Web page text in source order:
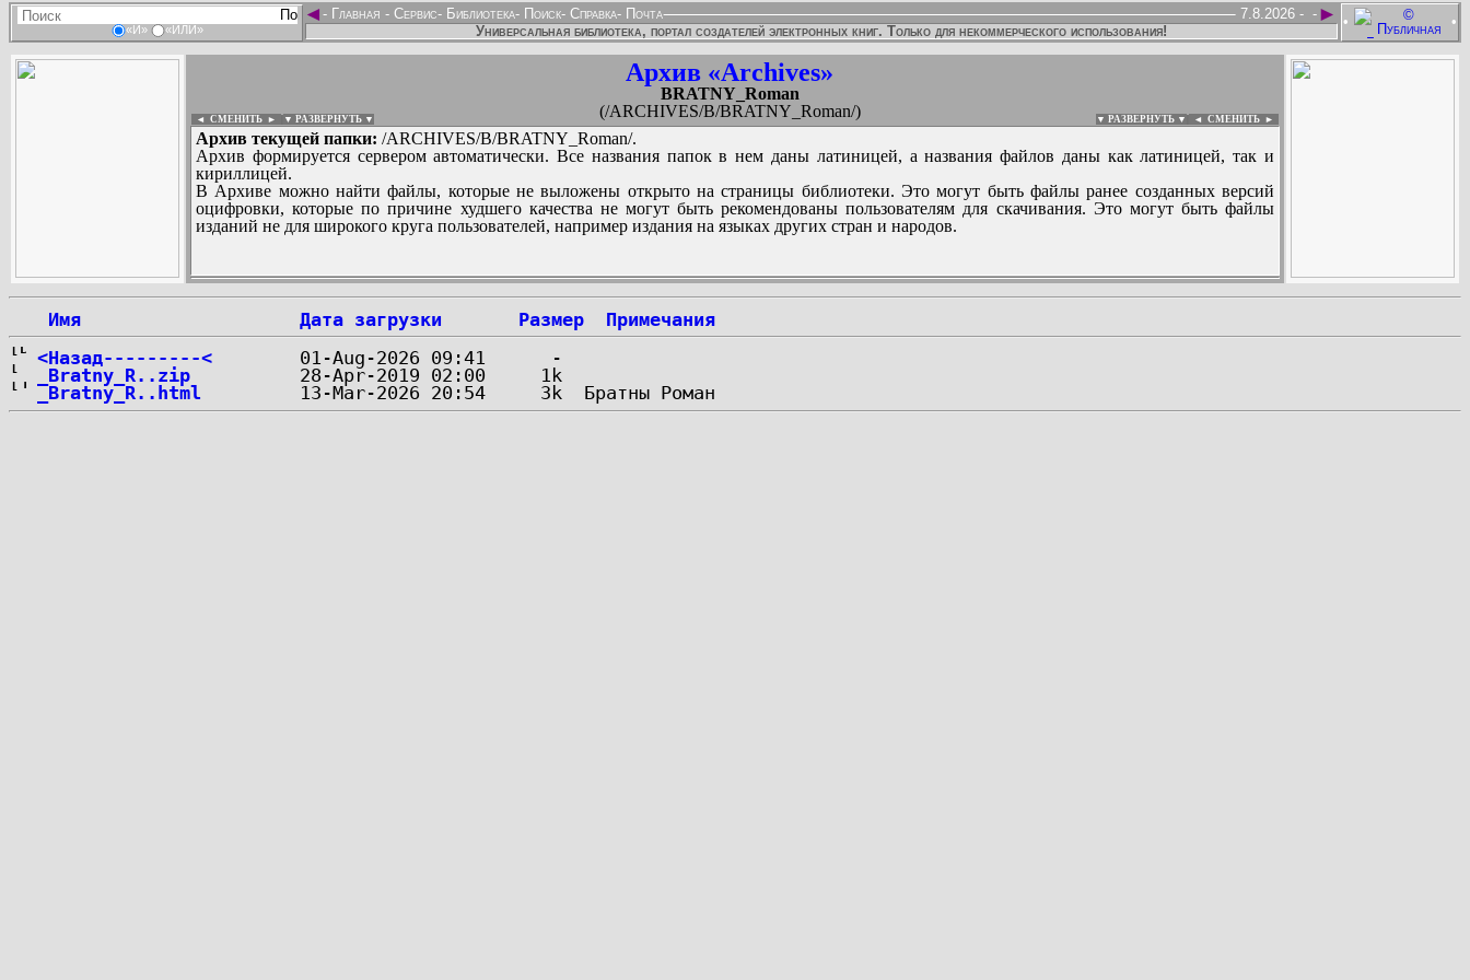
«И» «ИЛИ»
• •
◄ ►
- Главная - Сервис- Библиотека- Поиск- Справка- Почта -
7.8.2026 -
Универсальная библиотека, портал создателей электронных книг. Только для некоммерческого использования!
Архив «Archives»
BRATNY_Roman
(/ARCHIVES/B/BRATNY_Roman/)
◄ СМЕНИТЬ ► ▼ РАЗВЕРНУТЬ ▼ ▼ РАЗВЕРНУТЬ ▼ ◄ СМЕНИТЬ ►
Архив текущей папки: /ARCHIVES/B/BRATNY_Roman/.
Архив формируется сервером автоматически. Все названия папок в нем даны латиницей, а названия файлов даны как латиницей, так и
кириллицей.
В Архиве можно найти файлы, которые не выложены открыто на страницы библиотеки. Это могут быть файлы ранее созданных версий
оцифровки, которые по причине худшего качества не могут быть рекомендованы пользователям для скачивания. Это могут быть файлы
изданий не для широкого круга пользователей, например издания на языках других стран и народов.
:
...
Имя Дата загрузки Размер
Примечания
<Назад---------<
_Bratny_R..zip
_Bratny_R..html